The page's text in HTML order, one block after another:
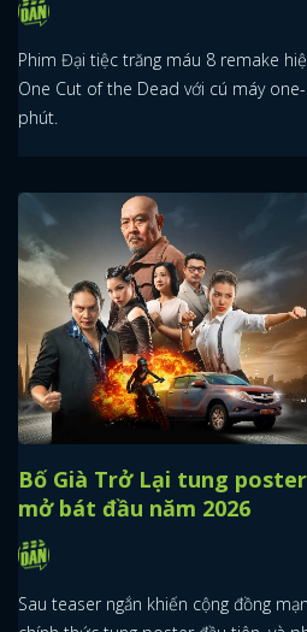
Phim Đại tiệc trăng máu 8 remake
One Cut of the Dead với cú máy
phút.
Bố Già Trở Lại tung
mở bát đầu năm 2026
Sau teaser ngắn khiến cộng đồng